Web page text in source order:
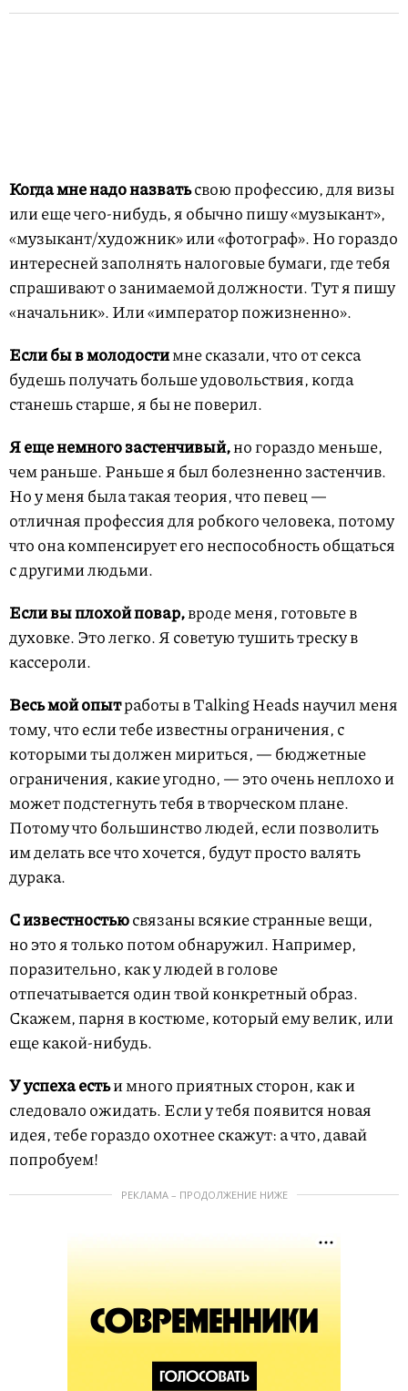
Когда мне надо назватьсвою профессию, для визы
или еще чего-нибудь, я обычно пишу «музыкант»,
«музыкант/художник» или «фотограф». Но гораздо
интересней заполнять налоговые бумаги, где тебя
спрашивают о занимаемой должности. Тут я пишу
«начальник». Или «император пожизненно».
Если бы в молодостимне сказали, что от секса
будешь получать больше удовольствия, когда
станешь старше, я бы не поверил.
Я еще немного застенчивый,но гораздо меньше,
чем раньше. Раньше я был болезненно застенчив.
Но у меня была такая теория, что певец —
отличная профессия для робкого человека, потому
что она компенсирует его неспособность общаться
с другими людьми.
Если вы плохой повар,вроде меня, готовьте в
духовке. Это легко. Я советую тушить треску в
кассероли.
Весь мой опытработы в Talking Heads научил меня
тому, что если тебе известны ограничения, с
которыми ты должен мириться, — бюджетные
ограничения, какие угодно, — это очень неплохо и
может подстегнуть тебя в творческом плане.
Потому что большинство людей, если позволить
им делать все что хочется, будут просто валять
дурака.
С известностьюсвязаны всякие странные вещи,
но это я только потом обнаружил. Например,
поразительно, как у людей в голове
отпечатывается один твой конкретный образ.
Скажем, парня в костюме, который ему велик, или
еще какой-нибудь.
У успеха естьи много приятных сторон, как и
следовало ожидать. Если у тебя появится новая
идея, тебе гораздо охотнее скажут: а что, давай
попробуем!
РЕКЛАМА – ПРОДОЛЖЕНИЕ НИЖЕ